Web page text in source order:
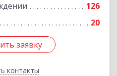
126
20
заявку
контакты
заявку